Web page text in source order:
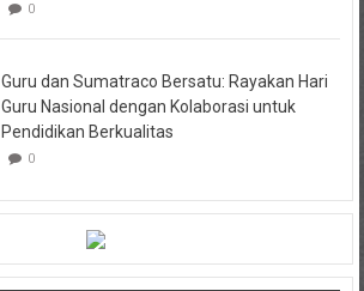
0
Guru dan Sumatraco Bersatu: Rayakan Hari
Guru Nasional dengan Kolaborasi untuk
Pendidikan Berkualitas
0